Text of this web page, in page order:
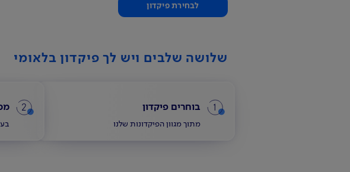
לבחירת פיקדון
שלושה שלבים ויש לך פיקדון בלאומי
1 בוחרים פיקדון
מתוך מגוון הפיקדונות שלנו
2